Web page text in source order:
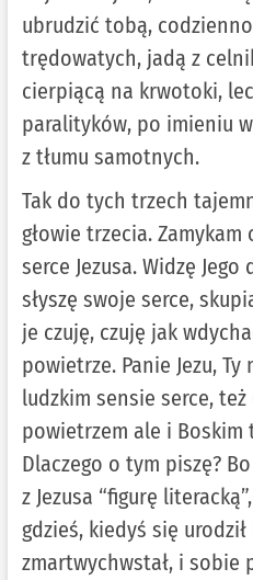
ubrudzić tobą,
trędowatych, jadą z
cierpiącą na krwotoki,
paralityków, po imieniu
z tłumu samotnych.
Tak do tych trzech
głowie trzecia. Zamykam
serce Jezusa. Widzę Jego
słyszę swoje serce,
je czuję, czuję jak
powietrze. Panie Jezu,
ludzkim sensie serce,
powietrzem ale i Boskim
Dlaczego o tym piszę?
z Jezusa “figurę
gdzieś, kiedyś się urodził
zmartwychwstał, i sobie